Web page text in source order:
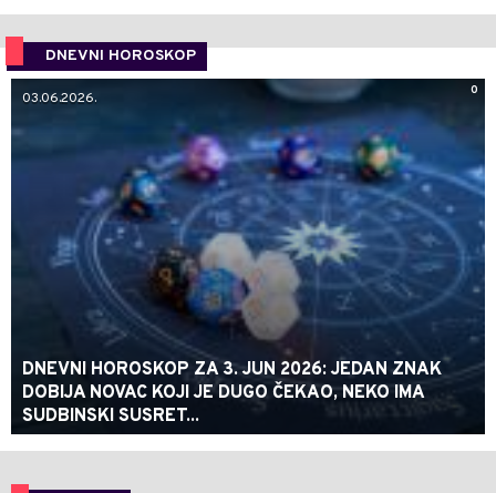
DNEVNI HOROSKOP
0
03.06.2026.
DNEVNI HOROSKOP ZA 3. JUN 2026: JEDAN ZNAK
DOBIJA NOVAC KOJI JE DUGO ČEKAO, NEKO IMA
SUDBINSKI SUSRET...